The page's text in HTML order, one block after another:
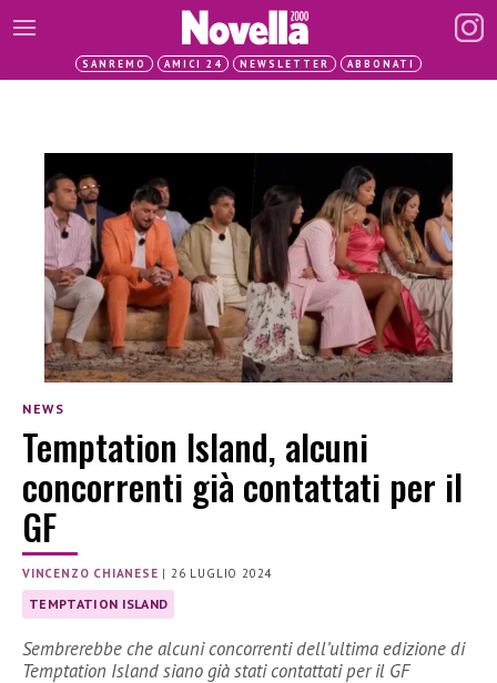
SANREMO AMICI 24 NEWSLETTER ABBONATI
NEWS
Temptation Island, alcuni
concorrenti già contattati per il
GF
VINCENZO CHIANESE |26 LUGLIO 2024
TEMPTATION ISLAND
Sembrerebbe che alcuni concorrenti dell’ultima edizione di
Temptation Island siano già stati contattati per il GF